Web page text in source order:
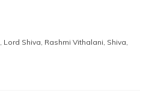
, Lord Shiva, Rashmi Vithalani, Shiva,